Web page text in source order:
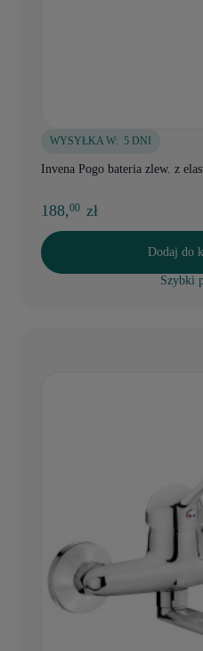
WYSYŁKA W: 5 DNI
Invena Pogo bateria zlew. z
188,00 zł
Dodaj do
Szybki